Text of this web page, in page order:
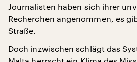
Journalisten haben sich ihrer
Recherchen angenommen, es
Straße.
Doch inzwischen schlägt das